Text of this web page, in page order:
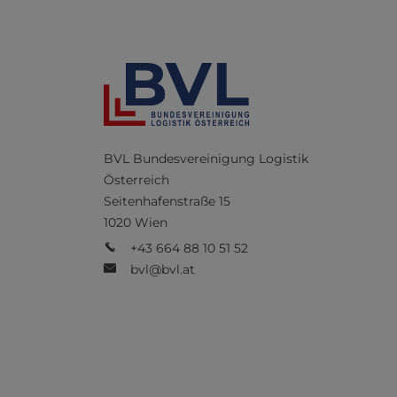
BVL Bundesvereinigung Logistik
Österreich
Seitenhafenstraße 15
1020 Wien
+43 664 88 10 51 52
bvl@bvl.at